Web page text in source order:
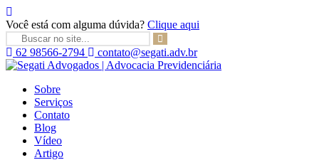
Você está com alguma dúvida? Clique aqui
62 98566-2794
contato@segati.adv.br
Sobre
Serviços
Contato
Blog
Vídeo
Artigo